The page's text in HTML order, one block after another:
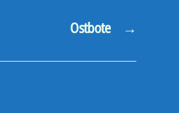
→
Ostbote